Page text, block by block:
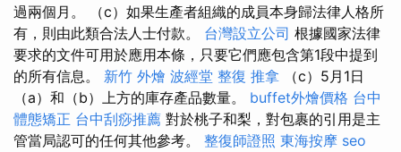
過兩個月。 （c）如果生產者組織的成員本身歸法律人格所
有，則由此類合法人士付款。 台灣設立公司 根據國家法律
要求的文件可用於應用本條，只要它們應包含第1段中提到
的所有信息。 新竹 外燴 波經堂 整復 推拿 （c）5月1日
（a）和（b）上方的庫存產品數量。 buffet外燴價格 台中
體態矯正 台中刮痧推薦 對於桃子和梨，對包裹的引用是主
管當局認可的任何其他參考。 整復師證照 東海按摩 seo